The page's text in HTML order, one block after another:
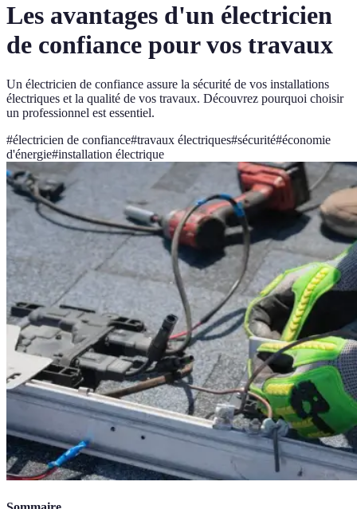
Les avantages d'un électricien
de confiance pour vos travaux
Un électricien de confiance assure la sécurité de vos installations
électriques et la qualité de vos travaux. Découvrez pourquoi choisir
un professionnel est essentiel.
#électricien de confiance#travaux électriques#sécurité#économie
d'énergie#installation électrique